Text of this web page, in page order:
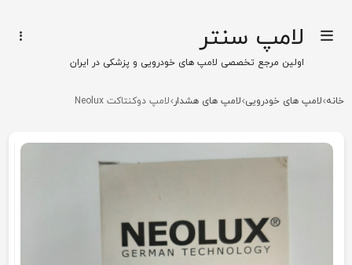
لامپ سنتر
اولین مرجع تخصصی لامپ های خودرویی و پزشکی در ایران
خانه لامپ های خودرویی لامپ های هشدار لامپ دوکنتاکت Neolux